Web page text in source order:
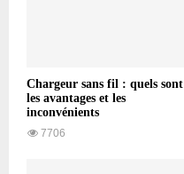
Chargeur sans fil : quels sont
les avantages et les
inconvénients
7706